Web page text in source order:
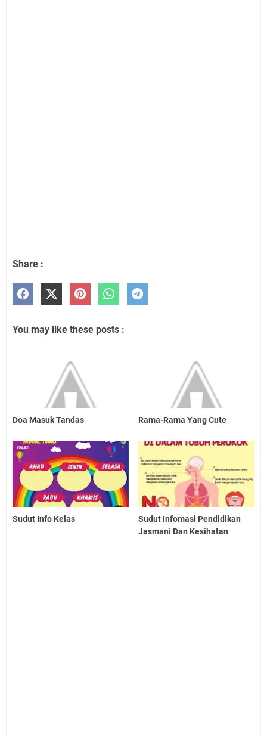
Share :
You may like these posts :
Doa Masuk Tandas Rama-Rama Yang Cute
Sudut Info Kelas
Sudut Infomasi Pendidikan
Jasmani Dan Kesihatan